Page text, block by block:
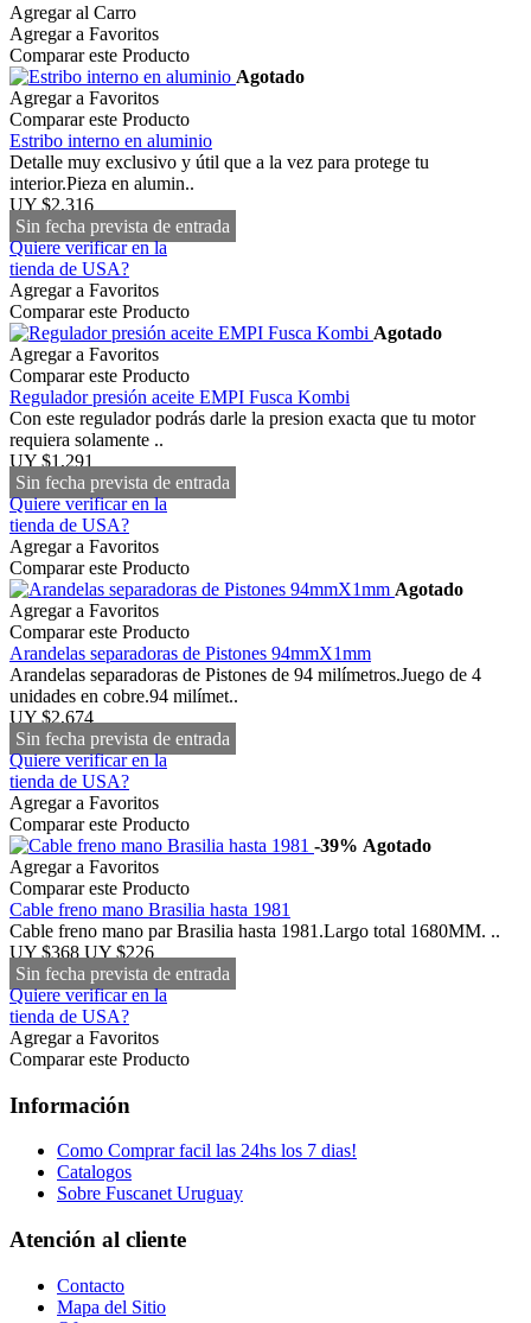
Agregar al Carro
Agregar a Favoritos
Comparar este Producto
Agotado
Agregar a Favoritos
Comparar este Producto
Estribo interno en aluminio
Detalle muy exclusivo y útil que a la vez para protege tu
interior.Pieza en alumin..
UY $2,316
Sin fecha prevista de entrada
Quiere verificar en la
tienda de USA?
Agregar a Favoritos
Comparar este Producto
Agotado
Agregar a Favoritos
Comparar este Producto
Regulador presión aceite EMPI Fusca Kombi
Con este regulador podrás darle la presion exacta que tu motor
requiera solamente ..
UY $1,291
Sin fecha prevista de entrada
Quiere verificar en la
tienda de USA?
Agregar a Favoritos
Comparar este Producto
Agotado
Agregar a Favoritos
Comparar este Producto
Arandelas separadoras de Pistones 94mmX1mm
Arandelas separadoras de Pistones de 94 milímetros.Juego de 4
unidades en cobre.94 milímet..
UY $2,674
Sin fecha prevista de entrada
Quiere verificar en la
tienda de USA?
Agregar a Favoritos
Comparar este Producto
-39% Agotado
Agregar a Favoritos
Comparar este Producto
Cable freno mano Brasilia hasta 1981
Cable freno mano par Brasilia hasta 1981.Largo total 1680MM. ..
UY $368 UY $226
Sin fecha prevista de entrada
Quiere verificar en la
tienda de USA?
Agregar a Favoritos
Comparar este Producto
Información
Como Comprar facil las 24hs los 7 dias!
Catalogos
Sobre Fuscanet Uruguay
Atención al cliente
Contacto
Mapa del Sitio